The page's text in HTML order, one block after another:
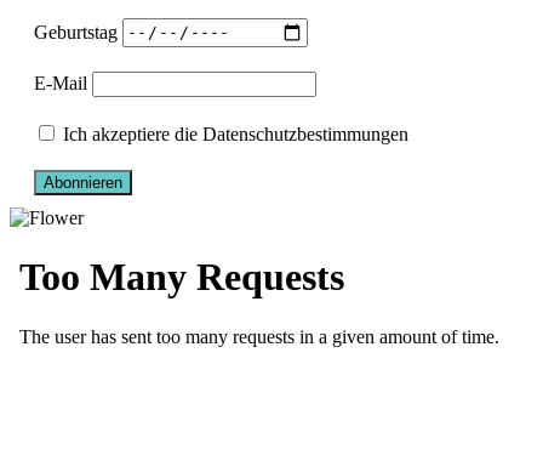
Geburtstag
E-Mail
Ich akzeptiere die Datenschutzbestimmungen
Abonnieren